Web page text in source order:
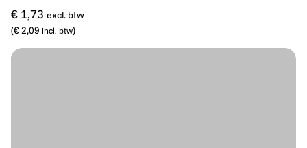
€ 1,73 excl. btw
(€ 2,09 incl. btw)